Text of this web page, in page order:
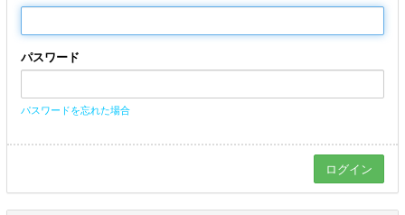
パスワード
パスワードを忘れた場合